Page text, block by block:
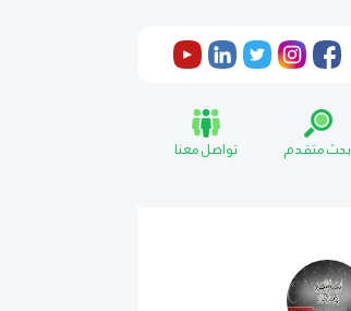
بحث متقدم تواصل معنا